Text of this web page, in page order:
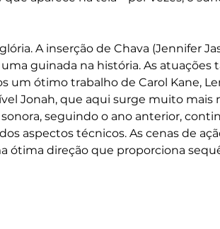
A inserção de Chava (Jennifer
guinada na história. As atuações
um ótimo trabalho de Carol Kane,
Jonah, que aqui surge muito mais
seguindo o ano anterior,
aspectos técnicos. As cenas de
ótima direção que proporciona